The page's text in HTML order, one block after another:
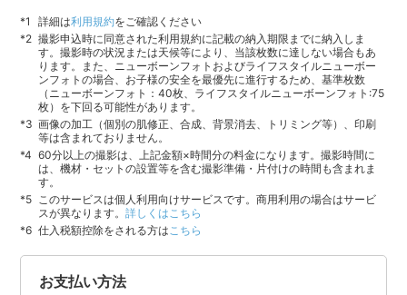
詳細は利用規約をご確認ください
撮影申込時に同意された利用規約に記載の納入期限までに納入しま
す。撮影時の状況または天候等により、当該枚数に達しない場合もあ
ります。また、ニューボーンフォトおよびライフスタイルニューボー
ンフォトの場合、お子様の安全を最優先に進行するため、基準枚数
（ニューボーンフォト：40枚、ライフスタイルニューボーンフォト:75
枚）を下回る可能性があります。
画像の加工（個別の肌修正、合成、背景消去、トリミング等）、印刷
等は含まれておりません。
60分以上の撮影は、上記金額×時間分の料金になります。撮影時間に
は、機材・セットの設置等を含む撮影準備・片付けの時間も含まれま
す。
このサービスは個人利用向けサービスです。商用利用の場合はサービ
スが異なります。詳しくはこちら
仕入税額控除をされる方は こちら
お支払い方法